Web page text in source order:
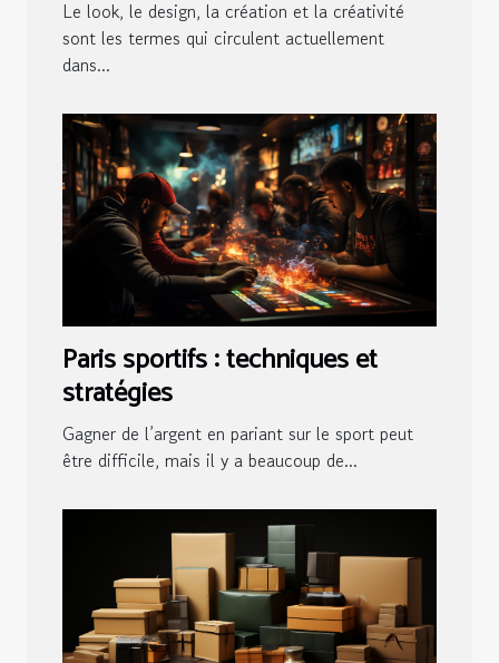
Le look, le design, la création et la créativité
sont les termes qui circulent actuellement
dans...
Paris sportifs : techniques et
stratégies
Gagner de l’argent en pariant sur le sport peut
être difficile, mais il y a beaucoup de...